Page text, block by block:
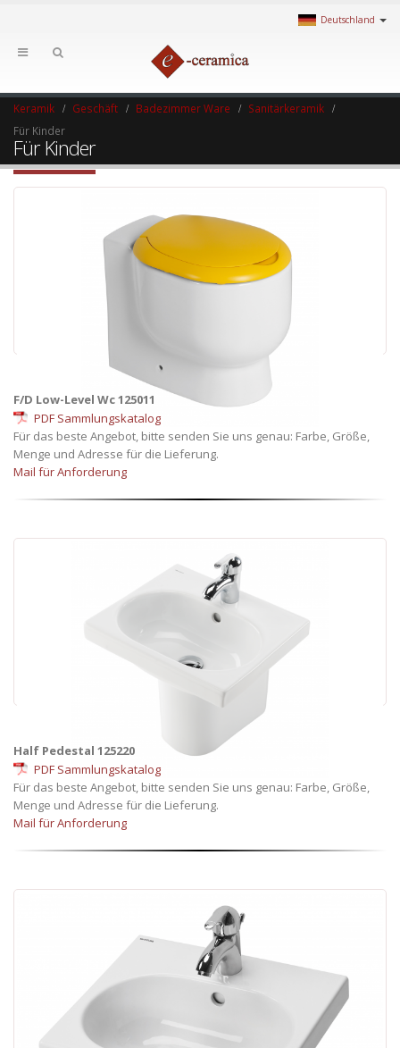
Deutschland
Keramik Geschäft Badezimmer Ware
Sanitärkeramik
Für Kinder
Für Kinder
F/D Low-Level Wc 125011
PDF Sammlungskatalog
Für das beste Angebot, bitte senden Sie uns genau: Farbe, Größe,
Menge und Adresse für die Lieferung.
Mail für Anforderung
Half Pedestal 125220
PDF Sammlungskatalog
Für das beste Angebot, bitte senden Sie uns genau: Farbe, Größe,
Menge und Adresse für die Lieferung.
Mail für Anforderung